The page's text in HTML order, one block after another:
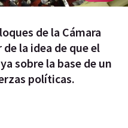
de la Cámara
la idea de que el
sobre la base de un
políticas.